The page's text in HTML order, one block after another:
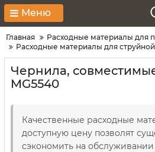
Меню
Главная
Расходные материалы для
Расходные материалы для
Чернила,
MG5540
Качественные расходные
доступную цену позволят
сэкономить на